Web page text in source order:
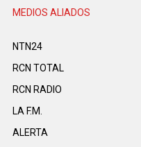
MEDIOS ALIADOS
NTN24
RCN TOTAL
RCN RADIO
LA F.M.
ALERTA